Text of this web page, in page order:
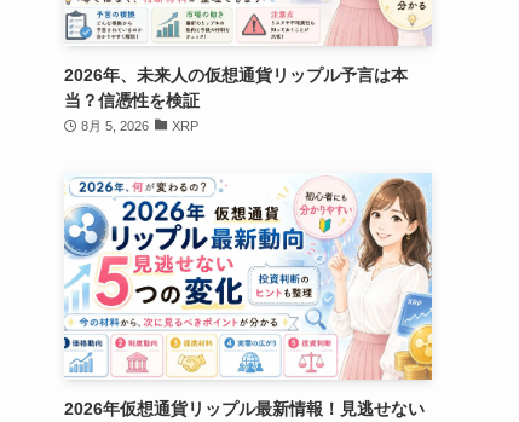
2026年、未来人の仮想通貨リップル予言は本
当？信憑性を検証
8月 5, 2026 XRP
2026年仮想通貨リップル最新情報！見逃せない